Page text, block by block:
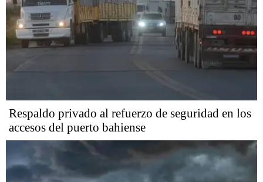
Respaldo privado al refuerzo de seguridad en los
accesos del puerto bahiense